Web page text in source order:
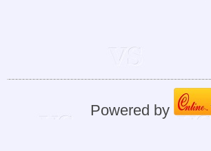
Powered by